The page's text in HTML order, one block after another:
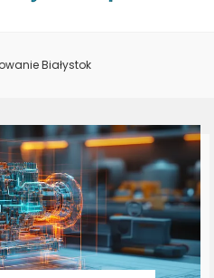
Białystok